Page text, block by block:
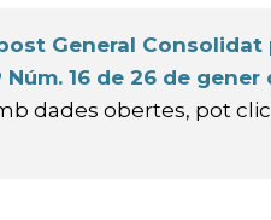
General Consolidat
16 de 26 de gener
dades obertes, pot